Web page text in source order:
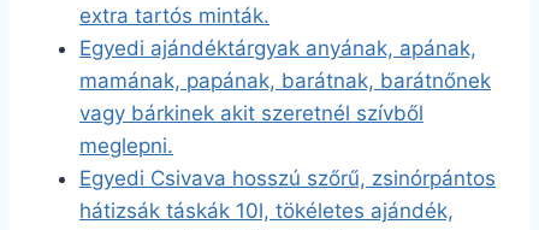
extra tartós minták.
Egyedi ajándéktárgyak anyának, apának,
mamának, papának, barátnak, barátnőnek
vagy bárkinek akit szeretnél szívből
meglepni.
Egyedi Csivava hosszú szőrű, zsinórpántos
hátizsák táskák 10l, tökéletes ajándék,